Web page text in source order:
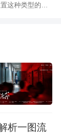
析一图流